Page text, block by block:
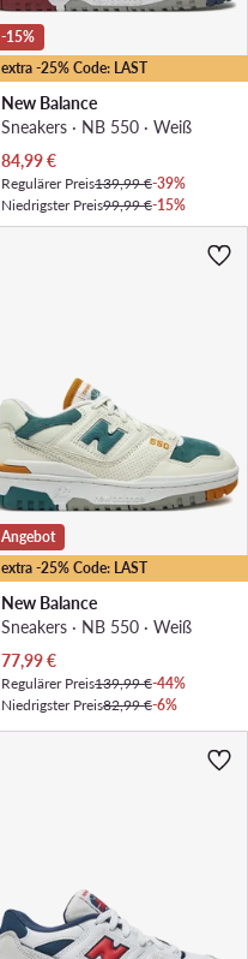
extra -25% Code: LAST
-15%
New Balance
Sneakers · NB 550 · Weiß
Aktueller Preis
84,99€
Regulärer Preis139,99 €-39%
Niedrigster Preis99,99 €-15%
extra -25% Code: LAST
Angebot
New Balance
Sneakers · NB 550 · Weiß
Aktueller Preis
77,99€
Regulärer Preis139,99 €-44%
Niedrigster Preis82,99 €-6%